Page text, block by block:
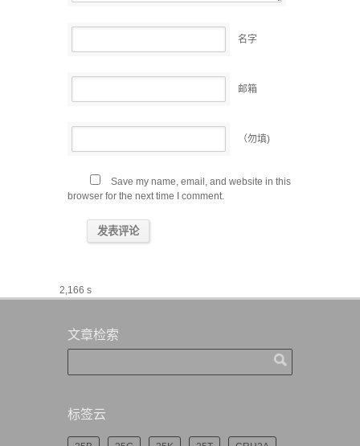
名字
邮箱
（勿填)
Save my name, email, and website in this
browser for the next time I comment.
2,166 s
文章检索
标签云